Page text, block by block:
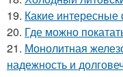
19. Какие интересные
20. Где можно
21. Монолитная
надежность и